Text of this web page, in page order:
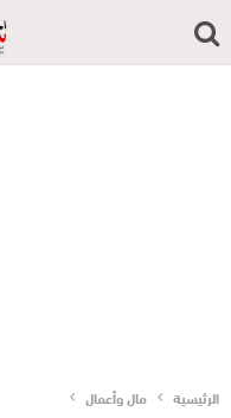
الرئيسية مال وأعمال